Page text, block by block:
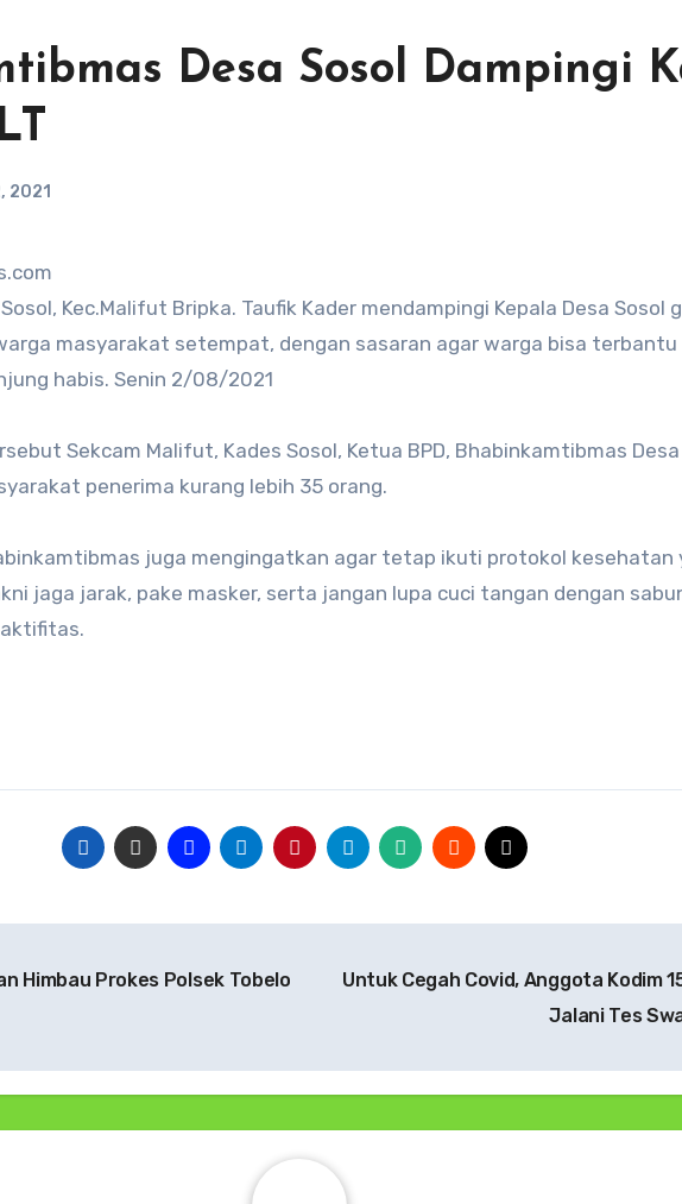
Desa Sosol Dampingi
2021
Kec.Malifut Bripka. Taufik Kader mendampingi Kepala Desa Sosol
masyarakat setempat, dengan sasaran agar warga bisa terbantu
habis. Senin 2/08/2021
Sekcam Malifut, Kades Sosol, Ketua BPD, Bhabinkamtibmas Desa
penerima kurang lebih 35 orang.
juga mengingatkan agar tetap ikuti protokol kesehatan
jaga jarak, pake masker, serta jangan lupa cuci tangan dengan
Himbau Prokes Polsek Tobelo
Untuk Cegah Covid, Anggota Kodim
Jalani Tes